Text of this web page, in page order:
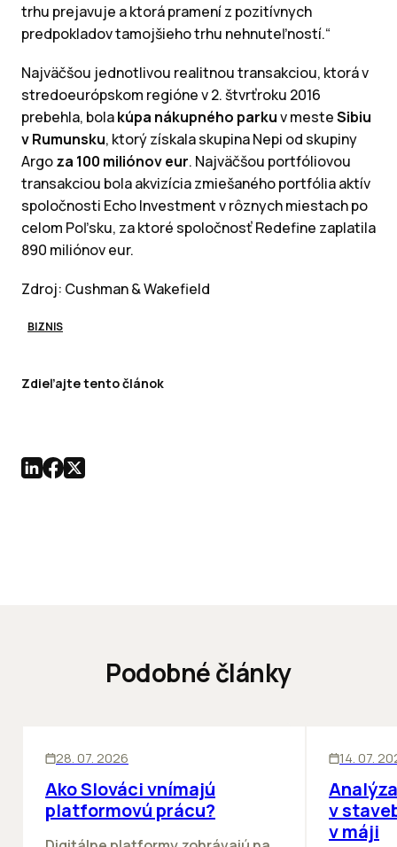
trhu prejavuje a ktorá pramení z pozitívnych
predpokladov tamojšieho trhu nehnuteľností.“
Najväčšou jednotlivou realitnou transakciou, ktorá v
stredoeurópskom regióne v 2. štvrťroku 2016
prebehla, bolakúpa nákupného parkuv mesteSibiu
v Rumunsku, ktorý získala skupina Nepi od skupiny
Argoza 100 miliónov eur. Najväčšou portfóliovou
transakciou bola akvizícia zmiešaného portfólia aktív
spoločnosti Echo Investment v rôznych miestach po
celom Poľsku, za ktoré spoločnosť Redefine zaplatila
890 miliónov eur.
Zdroj: Cushman & Wakefield
BIZNIS
Zdieľajte tento článok
Podobné články
28. 07. 2026
Ako Slováci vnímajú
platformovú prácu?
14. 07.
v
v máji